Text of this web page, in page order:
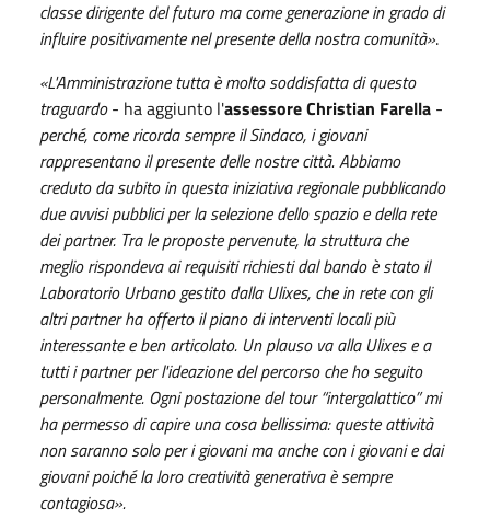
classe dirigente del futuro ma come generazione in grado di
influire positivamente nel presente della nostra comunità».
«L'Amministrazione tutta è molto soddisfatta di questo
traguardo- ha aggiunto l'assessore Christian Farella -
perché, come ricorda sempre il Sindaco, i giovani
rappresentano il presente delle nostre città. Abbiamo
creduto da subito in questa iniziativa regionale pubblicando
due avvisi pubblici per la selezione dello spazio e della rete
dei partner. Tra le proposte pervenute, la struttura che
meglio rispondeva ai requisiti richiesti dal bando è stato il
Laboratorio Urbano gestito dalla Ulixes, che in rete con gli
altri partner ha offerto il piano di interventi locali più
interessante e ben articolato. Un plauso va alla Ulixes e a
tutti i partner per l'ideazione del percorso che ho seguito
personalmente. Ogni postazione del tour “intergalattico” mi
ha permesso di capire una cosa bellissima: queste attività
non saranno solo per i giovani ma anche con i giovani e dai
giovani poiché la loro creatività generativa è sempre
contagiosa».